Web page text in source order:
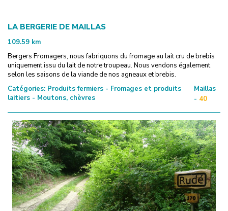
LA BERGERIE DE MAILLAS
109.59 km
Bergers Fromagers, nous fabriquons du fromage au lait cru de brebis
uniquement issu du lait de notre troupeau. Nous vendons également
selon les saisons de la viande de nos agneaux et brebis.
Catégories: Produits fermiers - Fromages et produits
laitiers - Moutons, chèvres
Maillas
- 40